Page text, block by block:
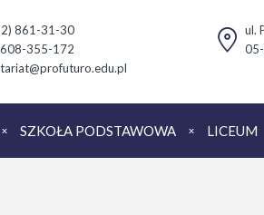
861-31-30
355-172
ul.
SZKOŁA PODSTAWOWA LICEUM